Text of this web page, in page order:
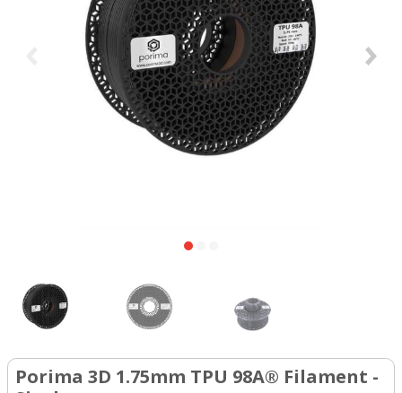
Porima 3D 1.75mm TPU 98A® Filament -